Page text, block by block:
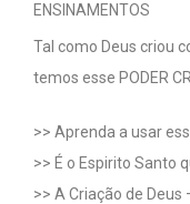
ENSINAMENTOS
Tal como Deus criou
temos esse PODER
>> Aprenda a usar
>> É o Espirito Santo
>> A Criação de